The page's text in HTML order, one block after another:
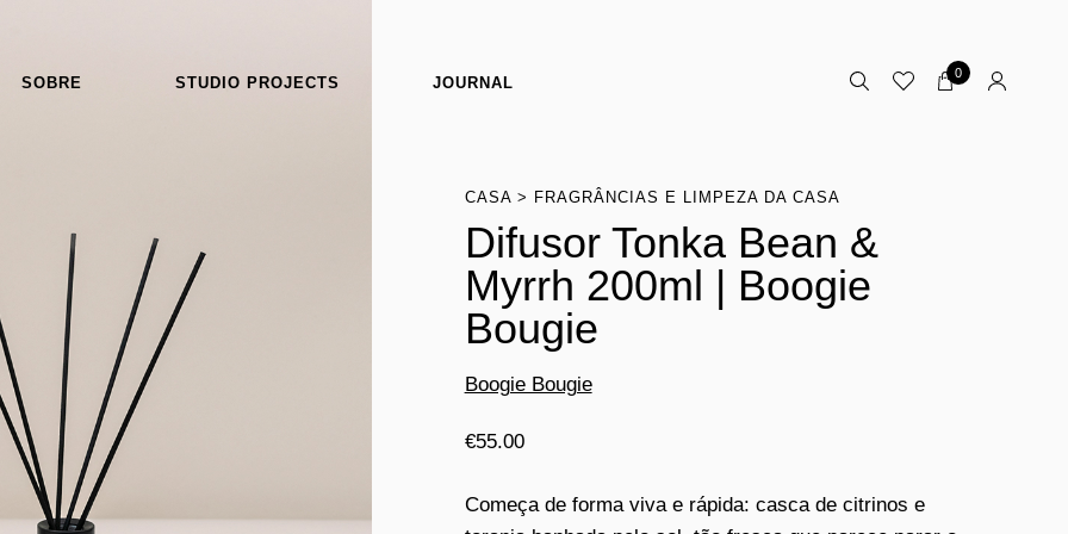
SOBRE STUDIO PROJECTS JOURNAL
0
CASA FRAGRÂNCIAS E LIMPEZA DA CASA
Difusor Tonka Bean &
Myrrh 200ml | Boogie
Bougie
Boogie Bougie
€55.00
Começa de forma viva e rápida: casca de citrinos e